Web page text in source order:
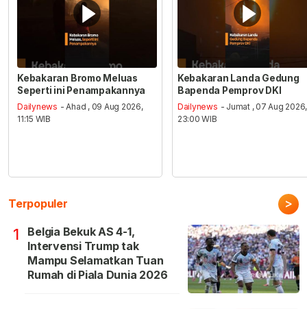
Kebakaran Bromo Meluas
Seperti ini Penampakannya
Dailynews - Ahad , 09 Aug 2026,
11:15 WIB
Kebakaran Landa Gedung
Bapenda Pemprov DKI
Dailynews - Jumat , 07 Aug 2026,
23:00 WIB
Terpopuler >
1
Belgia Bekuk AS 4-1,
Intervensi Trump tak
Mampu Selamatkan Tuan
Rumah di Piala Dunia 2026